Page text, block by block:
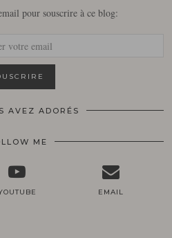
pour souscrire à ce blog:
AVEZ ADORÉS
ME
EMAIL